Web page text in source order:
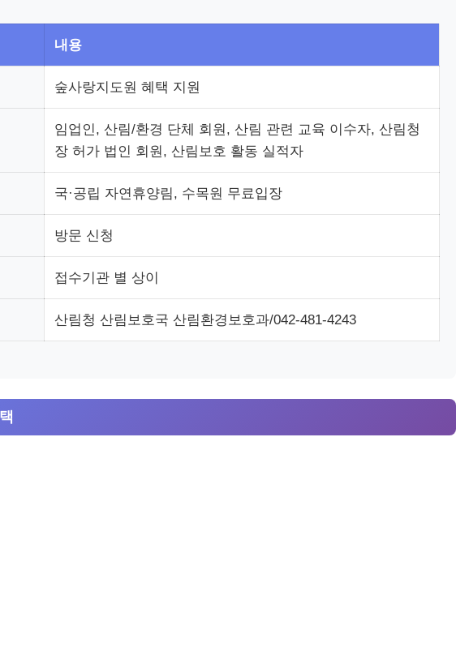
내용
숲사랑지도원 혜택 지원
임업인, 산림/환경 단체 회원, 산림 관련 교육 이수자, 산림청
장 허가 법인 회원, 산림보호 활동 실적자
국·공립 자연휴양림, 수목원 무료입장
방문 신청
접수기관 별 상이
산림청 산림보호국 산림환경보호과/042-481-4243